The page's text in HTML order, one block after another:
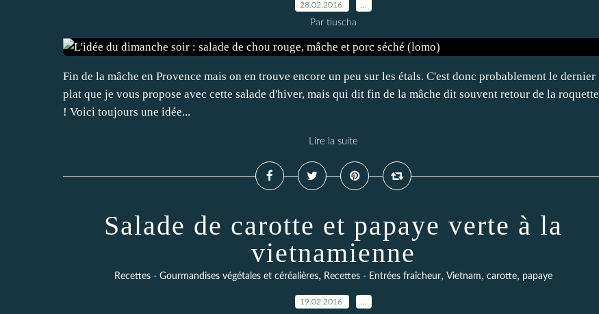
28.02.2016
Par tiuscha
Fin de la mâche en Provence mais on en trouve encore un peu sur les étals. C'est donc probablement le dernier
plat que je vous propose avec cette salade d'hiver, mais qui dit fin de la mâche dit souvent retour de la roquette
! Voici toujours une idée...
Lire la suite
Salade de carotte et papaye verte à la
vietnamienne
Recettes - Gourmandises végétales et céréalières, Recettes - Entrées fraîcheur, Vietnam, carotte, papaye
19.02.2016